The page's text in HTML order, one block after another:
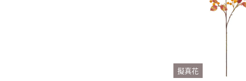
擬真花